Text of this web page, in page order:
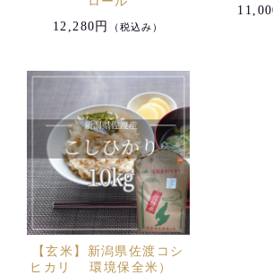
12,280円
（税込み）
【玄米】新潟県佐渡コシ
ヒカリ 環境保全米）